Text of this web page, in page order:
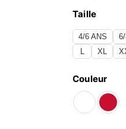
Taille
4/6 ANS
L
XL
Couleur